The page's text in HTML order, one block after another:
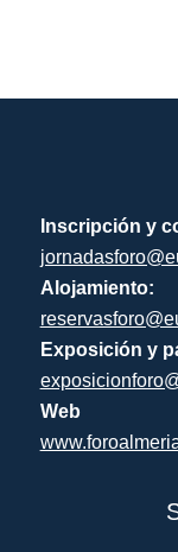
Inscripción y
Alojamiento:
Exposición y
Web